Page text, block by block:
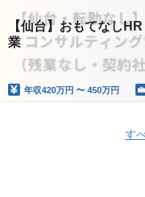
【仙台】おもてなし
業
年収420万円 〜 450万円
す